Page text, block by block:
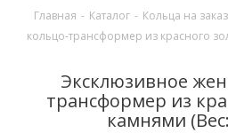
Главная - Каталог - Кольца на заказ
кольцо-трансформер из красного
Эксклюзивное
трансформер из
камнями